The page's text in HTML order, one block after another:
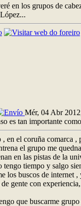
en los grupos de
Mér, 04 Abr
es tan importante
en el coruña comarca ,
el grupo me
en las pistas de la
tengo tiempo y salgo
los buscos de internet ,
gente con
que buscarme